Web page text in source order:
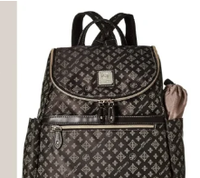
レディース
ファッション
ジュエリー